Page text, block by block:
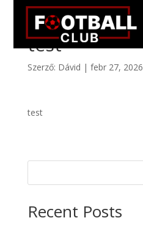
test
Szerző: Dávid | febr 27, 2026
test
Recent Posts